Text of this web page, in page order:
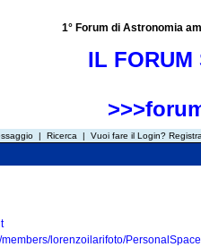
1° Forum di Astronomia
IL FORUM
| Ricerca | Vuoi fare il Login?
members/lorenzoilarifoto/